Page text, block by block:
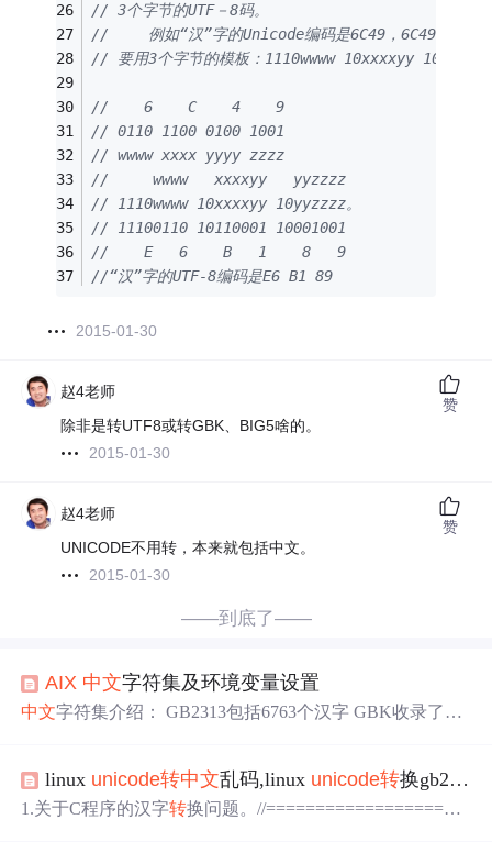
// 3个字节的UTF－8码。
// 　　例如“汉”字的Unicode编码是6C49，6C49在
// 要用3个字节的模板：1110wwww 10xxxxyy
//    6    C    4    9
// 0110 1100 0100 1001
// wwww xxxx yyyy zzzz
//     wwww   xxxxyy   yyzzzz
// 1110wwww 10xxxxyy 10yyzzzz。
// 11100110 10110001 10001001
//    E   6    B   1    8   9
//“汉”字的UTF-8编码是E6 B1 89
2015-01-30
赵4老师
除非是转UTF8或转GBK、BIG5啥的。
2015-01-30
赞
赵4老师
UNICODE不用转，本来就包括中文。
2015-01-30
赞
——到底了——
AIX 中文字符集及环境变量设置
中文字符集介绍： GB2313包括6763个汉字 GBK收录了20
同一个字符在这些方案中总是有相同的编码，后面的标准
支持更多的字符。 200.31.138.173 总结： GB2312＝ASCII
linux unicode转中文乱码,linux unicode转换gb2312编码
1.关于C程序的汉字转换问题。//====================